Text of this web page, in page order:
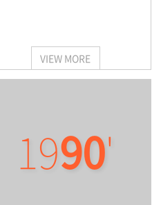
VIEW MORE
1990'